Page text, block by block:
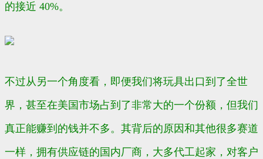
的接近 40%。
不过从另一个角度看，即便我们将玩具出口到了全世
界，甚至在美国市场占到了非常大的一个份额，但我们
真正能赚到的钱并不多。其背后的原因和其他很多赛道
一样，拥有供应链的国内厂商，大多代工起家，对客户